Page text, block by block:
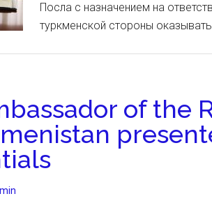
Посла с назначением на
туркменской стороны
of the